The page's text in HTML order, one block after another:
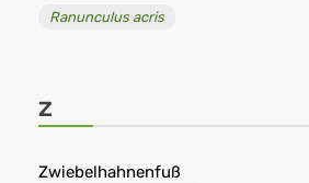
Ranunculus acris
Z
Zwiebelhahnenfuß